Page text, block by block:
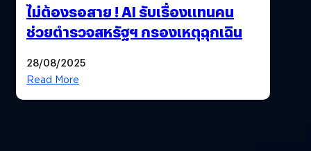
ไม่ต้องรอสาย ! AI รับเรื่องแทนคน
ช่วยตำรวจสหรัฐฯ กรองเหตุฉุกเฉิน
28/08/2025
Read More